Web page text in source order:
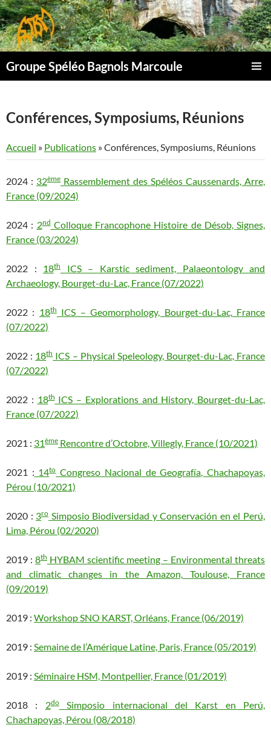
Aller
au
contenu
Groupe Spéléo Bagnols Marcoule
Conférences, Symposiums, Réunions
Accueil » Publications »Conférences, Symposiums, Réunions
2024 : 32ème Rassemblement des Spéléos Caussenards, Arre,
France (09/2024)
2024 : 2ndColloque Francophone Histoire de Désob, Signes,
France (03/2024)
2022 : 18th
ICS – Karstic sediment, Palaeontology and
Archaeology, Bourget-du-Lac, France (07/2022)
2022 : 18thICS – Geomorphology, Bourget-du-Lac, France
(07/2022)
2022 : 18thICS – Physical Speleology, Bourget-du-Lac, France
(07/2022)
2022 : 18thICS – Explorations and History, Bourget-du-Lac,
France (07/2022)
2021 : 31ème Rencontre d’Octobre, Villegly, France (10/2021)
2021 : 14toCongreso Nacional de Geografía, Chachapoyas,
Pérou (10/2021)
2020 : 3roSimposio Biodiversidad y Conservación en el Perú,
Lima, Pérou (02/2020)
2019 : 8th HYBAM scientific meeting – Environmental threats
and climatic changes in the Amazon, Toulouse, France
(09/2019)
2019 : Workshop SNO KARST, Orléans, France (06/2019)
2019 : Semaine de l’Amérique Latine, Paris, France (05/2019)
2019 : Séminaire HSM, Montpellier, France (01/2019)
2018 : 2doSimposio internacional del Karst en Perú,
Chachapoyas, Pérou (08/2018)